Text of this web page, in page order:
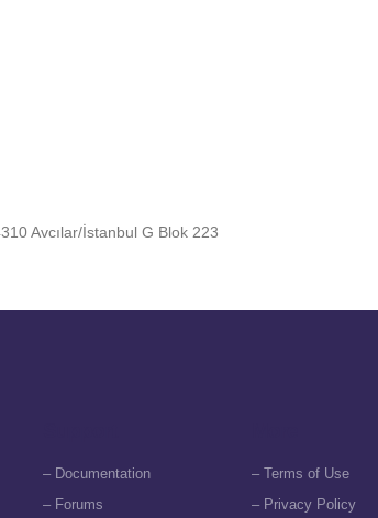
Avcılar/İstanbul G Blok 223
– Documentation
– Forums
– Terms of Use
– Privacy Policy